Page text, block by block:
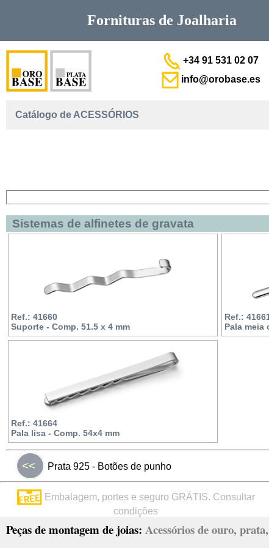
Fornituras de Joalharia
+34 91 531 02 07
info@orobase.es
Catálogo de ACESSÓRIOS
Sistemas de alfinetes de gravata
Ref.: 41660
Suporte - Comp. 51.5 x 4 mm
Ref.:
Pala meia
Ref.: 41664
Pala lisa - Comp. 54x4 mm
<< Prata 925 - Botões de punho
Embalagem, portes e seguro GRÁTIS. Consultar
condições
Peças de montagem de joias: Acessórios de ouro,